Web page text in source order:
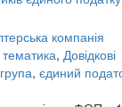
компанія
, Довідкові
, єдиний